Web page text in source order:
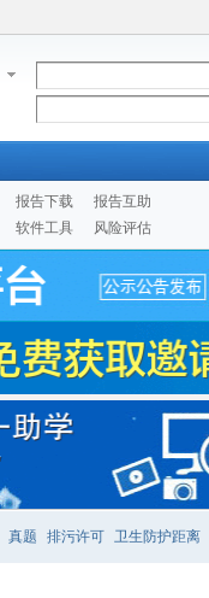
报告下载
报告互助
软件工具 风险评估
真题 排污许可 卫生防护距离